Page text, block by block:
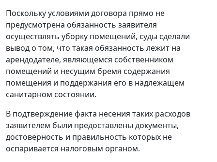
Поскольку условиями договора прямо не
предусмотрена обязанность заявителя
осуществлять уборку помещений, суды сделали
вывод о том, что такая обязанность лежит на
арендодателе, являющемся собственником
помещений и несущим бремя содержания
помещения и поддержания его в надлежащем
санитарном состоянии.
В подтверждение факта несения таких расходов
заявителем были предоставлены документы,
достоверность и правильность которых не
оспаривается налоговым органом.